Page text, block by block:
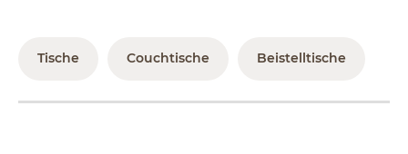
Tische Couchtische Beistelltische